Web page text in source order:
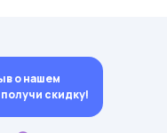
о нашем
скидку!